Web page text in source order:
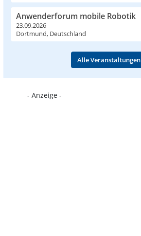
Anwenderforum mobile Robotik
23.09.2026
Dortmund, Deutschland
Alle Veranstaltungen
- Anzeige -